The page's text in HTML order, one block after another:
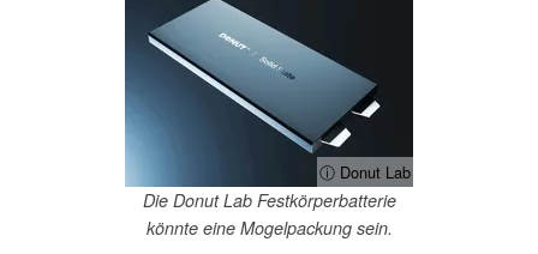
ⓘ Donut Lab
Die Donut Lab Festkörperbatterie
könnte eine Mogelpackung sein.